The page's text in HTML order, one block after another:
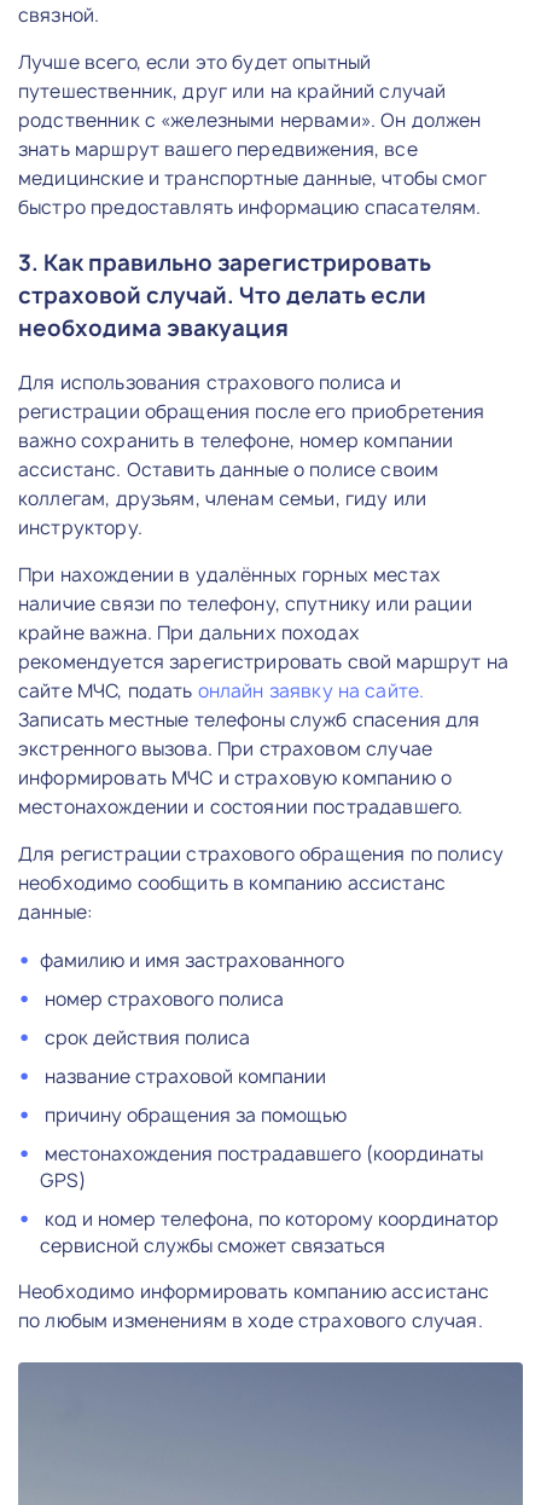
связной.
Лучше всего, если это будет опытный
путешественник, друг или на крайний случай
родственник с «железными нервами». Он должен
знать маршрут вашего передвижения, все
медицинские и транспортные данные, чтобы смог
быстро предоставлять информацию спасателям.
3. Как правильно зарегистрировать
страховой случай. Что делать если
необходима эвакуация
Для использования страхового полиса и
регистрации обращения после его приобретения
важно сохранить в телефоне, номер компании
ассистанс. Оставить данные о полисе своим
коллегам, друзьям, членам семьи, гиду или
инструктору.
При нахождении в удалённых горных местах
наличие связи по телефону, спутнику или рации
крайне важна. При дальних походах
рекомендуется зарегистрировать свой маршрут на
сайте МЧС, подать онлайн заявку на сайте.
Записать местные телефоны служб спасения для
экстренного вызова. При страховом случае
информировать МЧС и страховую компанию о
местонахождении и состоянии пострадавшего.
Для регистрации страхового обращения по полису
необходимо сообщить в компанию ассистанс
данные:
фамилию и имя застрахованного
номер страхового полиса
срок действия полиса
название страховой компании
причину обращения за помощью
местонахождения пострадавшего (координаты
GPS)
код и номер телефона, по которому координатор
сервисной службы сможет связаться
Необходимо информировать компанию ассистанс
по любым изменениям в ходе страхового случая.